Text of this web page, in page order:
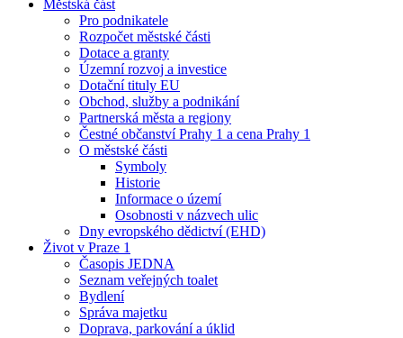
Městská část
Pro podnikatele
Rozpočet městské části
Dotace a granty
Územní rozvoj a investice
Dotační tituly EU
Obchod, služby a podnikání
Partnerská města a regiony
Čestné občanství Prahy 1 a cena Prahy 1
O městské části
Symboly
Historie
Informace o území
Osobnosti v názvech ulic
Dny evropského dědictví (EHD)
Život v Praze 1
Časopis JEDNA
Seznam veřejných toalet
Bydlení
Správa majetku
Doprava, parkování a úklid